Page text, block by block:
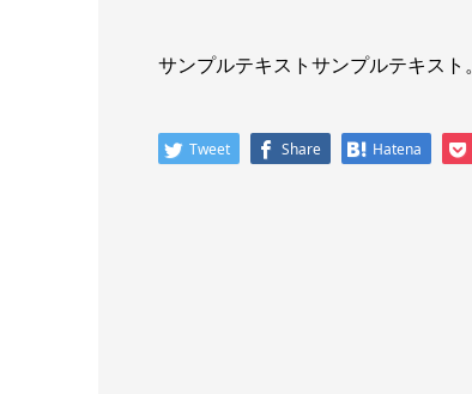
サンプルテキストサンプルテキスト。
Tweet Share Hatena